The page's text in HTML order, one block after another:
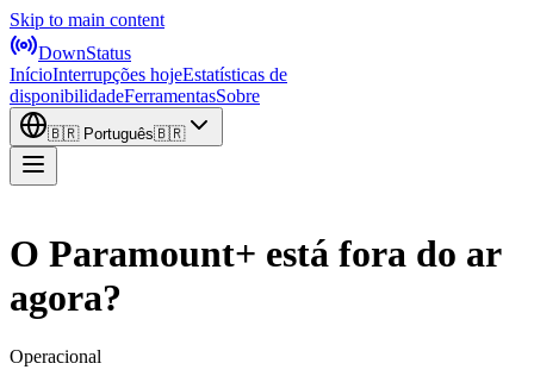
Skip to main content
DownStatus
InícioInterrupções hojeEstatísticas de
disponibilidadeFerramentasSobre
🇧🇷 Português🇧🇷
O Paramount+ está fora do ar
agora?
Operacional